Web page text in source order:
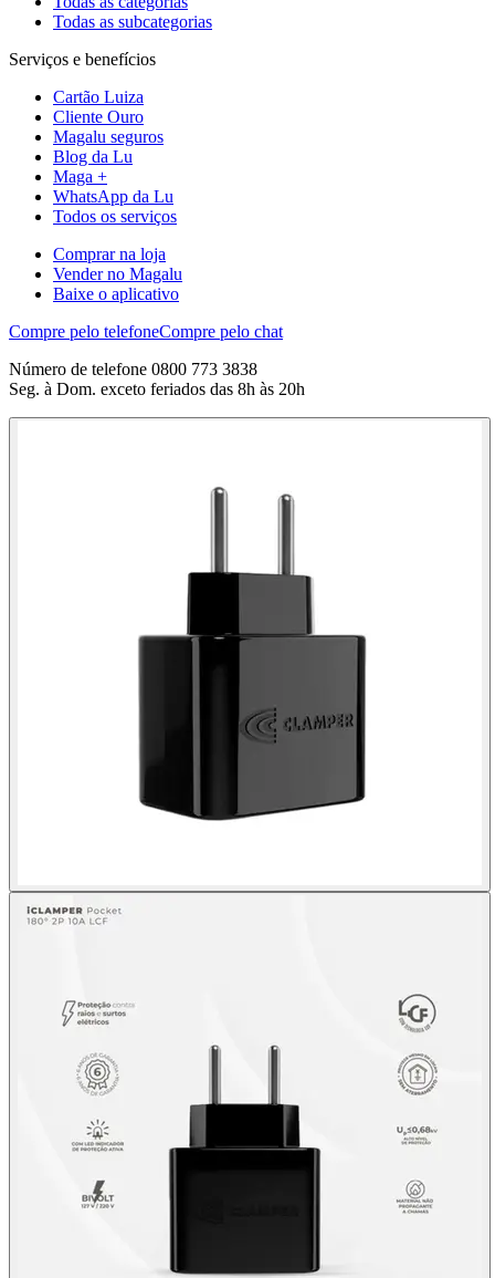
Todas as subcategorias
Serviços e benefícios
Cartão Luiza
Cliente Ouro
Magalu seguros
Blog da Lu
Maga +
WhatsApp da Lu
Todos os serviços
Comprar na loja
Vender no Magalu
Baixe o aplicativo
Compre pelo telefoneCompre pelo chat
Número de telefone 0800 773 3838
Seg. à Dom. exceto feriados das 8h às 20h